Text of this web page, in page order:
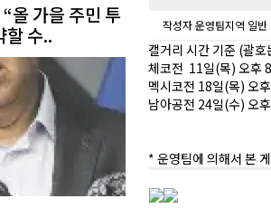
올 가을 주민 투
할 수.. 작성자운영팀지역 일반
캘거리 시간 기준 (괄
체코전 11일(목) 오후
멕시코전 18일(목) 오
남아공전 24일(수) 오
* 운영팀에 의해서 본